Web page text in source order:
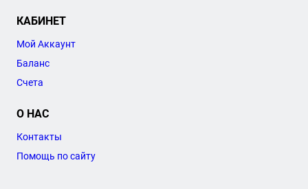
КАБИНЕТ
Мой Аккаунт
Баланс
Счета
О НАС
Контакты
Помощь по сайту